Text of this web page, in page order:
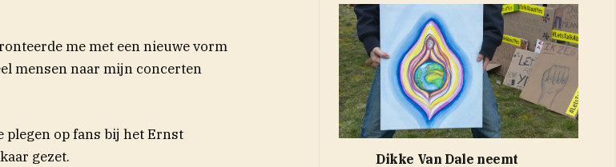
me met een nieuwe vorm
mensen naar mijn concerten
plegen op fans bij het Ernst
gezet.
Dikke Van Dale neemt